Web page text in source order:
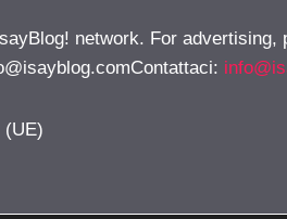
network. For advertising,
:
(UE)